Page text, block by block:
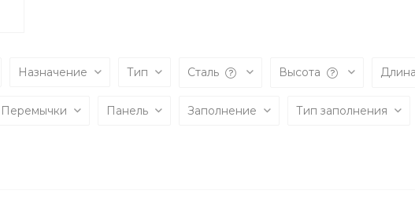
Назначение Тип Сталь Высота Длина
Перемычки Панель Заполнение Тип заполнения